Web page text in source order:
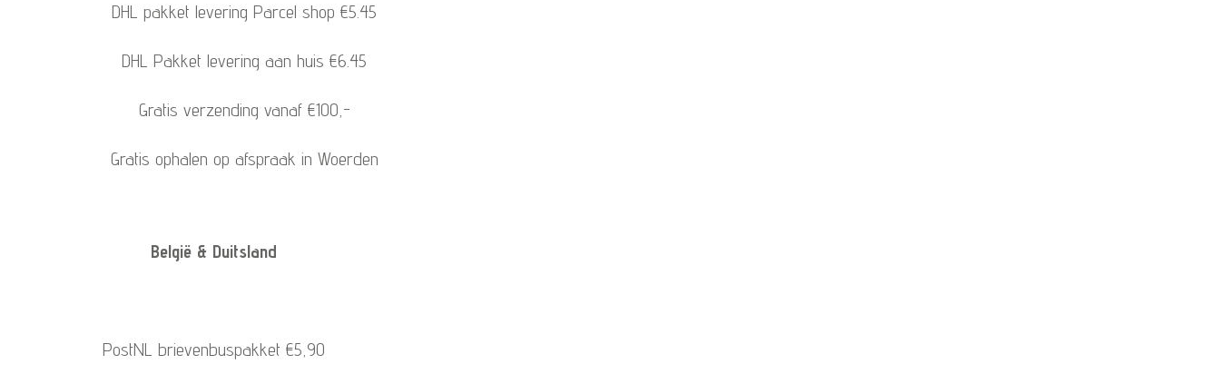
DHL pakket levering Parcel shop €5.45
DHL Pakket levering aan huis €6.45
Gratis verzending vanaf €100,-
Gratis ophalen op afspraak in Woerden
België & Duitsland
PostNL brievenbuspakket €5,90